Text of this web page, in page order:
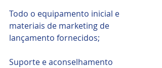
Todo o equipamento inicial e
materiais de marketing de
lançamento fornecidos;
Suporte e aconselhamento